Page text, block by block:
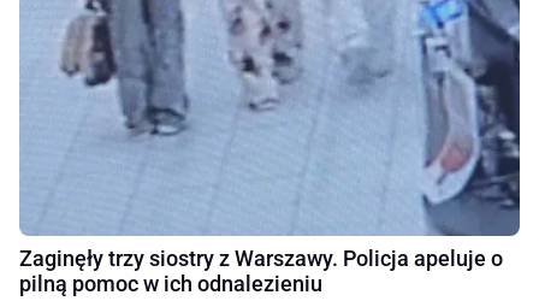
Zaginęły trzy siostry z Warszawy. Policja apeluje o
pilną pomoc w ich odnalezieniu